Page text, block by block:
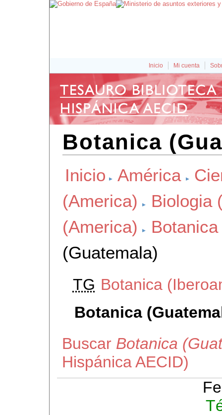
Inicio Mi cuenta
Botanica
Inicio América
(America)
Biologia
(America)
(Guatemala)
TG Botanica
Botanica
Buscar Botanica
Hispánica AECID)